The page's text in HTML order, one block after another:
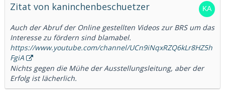
Zitat von kaninchenbeschuetzer
Auch der Abruf der Online gestellten Videos zur BRS um das
Interesse zu fördern sind blamabel.
https://www.youtube.com/channel/UCn9iNqxRZQ6kLr8HZ5h
FgiA
Nichts gegen die Mühe der Ausstellungsleitung, aber der
Erfolg ist lächerlich.